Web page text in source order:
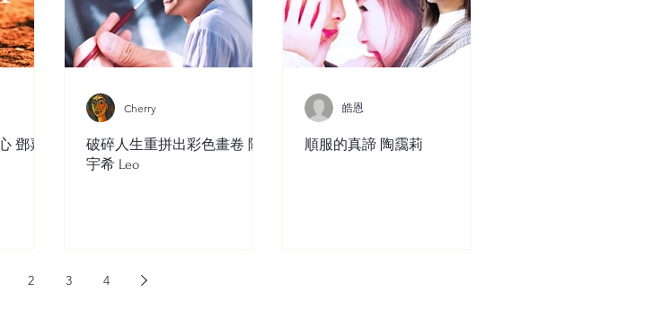
鄧嘉
破碎人生重拼出彩色畫卷 陳
宇希 Leo
Cherry
順服的真諦 陶靄莉
皓恩
2 3 4